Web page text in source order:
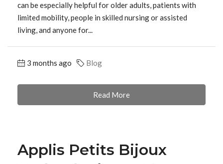
can be especially helpful for older adults, patients with
limited mobility, people in skilled nursing or assisted
living, and anyone for...
3 months ago Blog
Read More
Applis Petits Bijoux